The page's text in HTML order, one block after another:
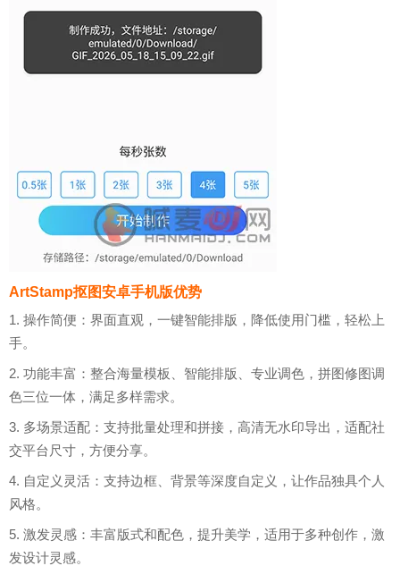
ArtStamp抠图安卓手机版优势
1. 操作简便：界面直观，一键智能排版，降低使用门槛，轻松上
手。
2. 功能丰富：整合海量模板、智能排版、专业调色，拼图修图调
色三位一体，满足多样需求。
3. 多场景适配：支持批量处理和拼接，高清无水印导出，适配社
交平台尺寸，方便分享。
4. 自定义灵活：支持边框、背景等深度自定义，让作品独具个人
风格。
5. 激发灵感：丰富版式和配色，提升美学，适用于多种创作，激
发设计灵感。